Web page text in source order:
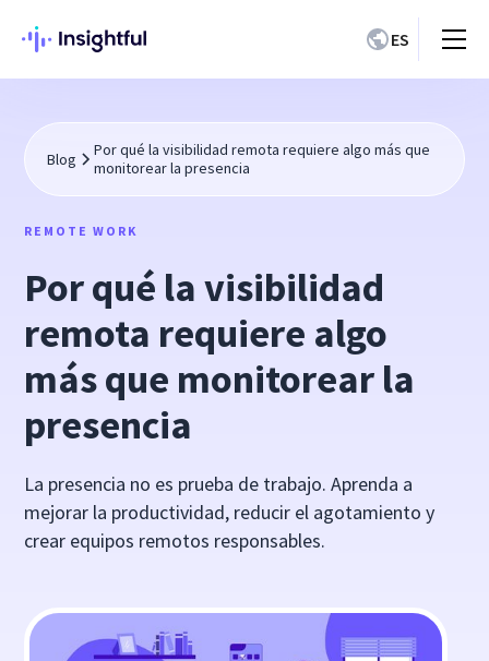
ES
Blog
Por qué la visibilidad remota requiere algo más que
monitorear la presencia
REMOTE WORK
Por qué la visibilidad
remota requiere algo
más que monitorear la
presencia
La presencia no es prueba de trabajo. Aprenda a
mejorar la productividad, reducir el agotamiento y
crear equipos remotos responsables.